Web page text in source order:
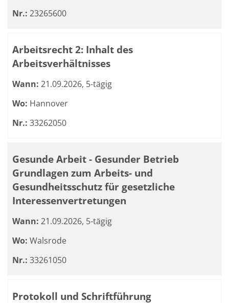
Nr.: 23265600
Arbeitsrecht 2: Inhalt des
Arbeitsverhältnisses
Wann: 21.09.2026, 5-tägig
Wo: Hannover
Nr.: 33262050
Gesunde Arbeit - Gesunder Betrieb
Grundlagen zum Arbeits- und
Gesundheitsschutz für gesetzliche
Interessenvertretungen
Wann: 21.09.2026, 5-tägig
Wo: Walsrode
Nr.: 33261050
Protokoll und Schriftführung